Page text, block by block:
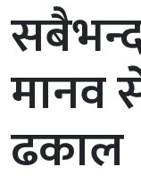
मानव
ढकाल